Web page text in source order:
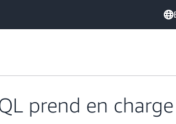
prend en